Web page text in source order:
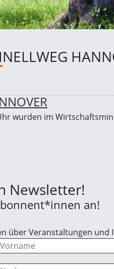
wurden im
Newsletter!
an!
Veranstaltungen